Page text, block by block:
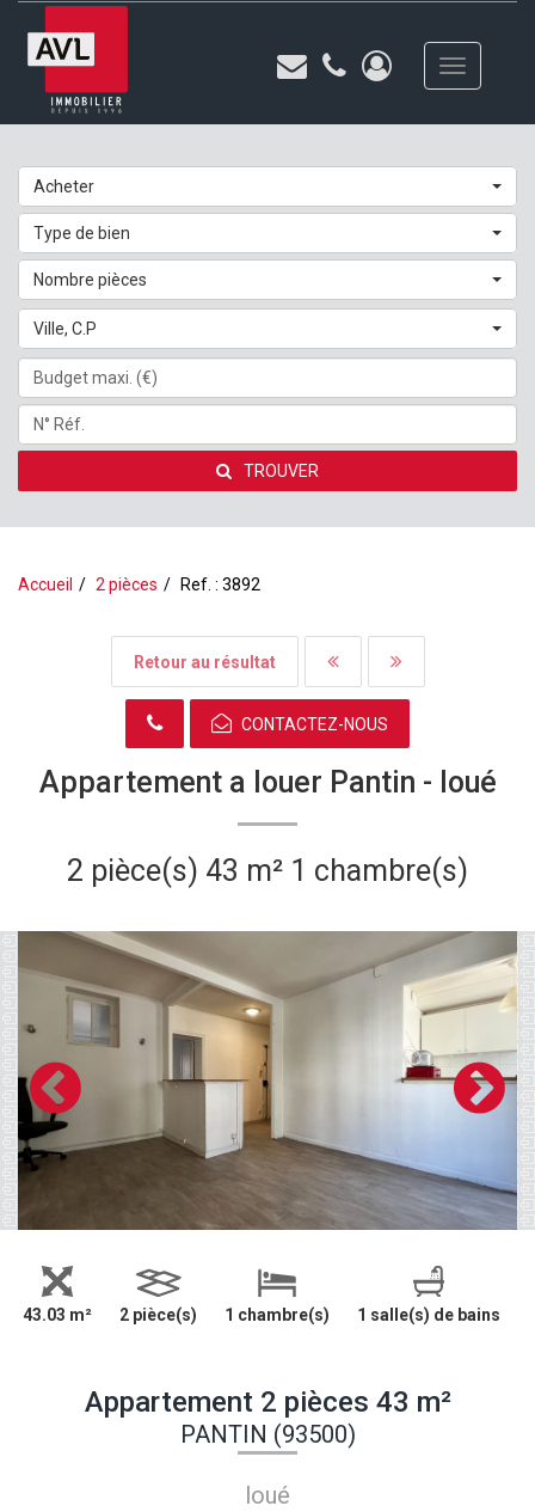
Toggle
navigation
Acheter
Type de bien
Nombre pièces
Ville, C.P
TROUVER
Accueil 2 pièces Ref. : 3892
Retour au résultat
CONTACTEZ-NOUS
Appartement a louer Pantin - loué
2 pièce(s) 43 m² 1 chambre(s)
43.03 m² 2 pièce(s) 1 chambre(s) 1 salle(s) de bains
Appartement 2 pièces 43 m²
PANTIN (93500)
loué